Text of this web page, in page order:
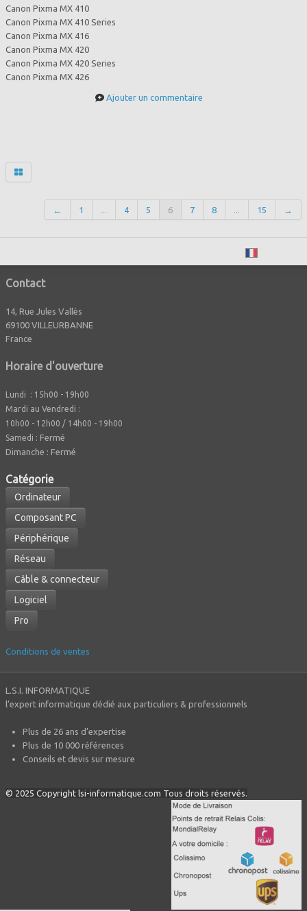
Canon Pixma MX 410
Canon Pixma MX 410 Series
Canon Pixma MX 416
Canon Pixma MX 420
Canon Pixma MX 420 Series
Canon Pixma MX 426
Ajouter un commentaire
← 1 ... 4 5 6 7 8 ... 15 →
Contact
14, Rue Jules Vallès
69100 VILLEURBANNE
France
Horaire d'ouverture
Lundi : 15h00 - 19h00
Mardi au Vendredi :
10h00 - 12h00 / 14h00 - 19h00
Samedi : Fermé
Dimanche : Fermé
Catégorie
Ordinateur
Composant PC
Périphérique
Réseau
Câble & connecteur
Logiciel
Pro
Conditions de ventes
L.S.I. INFORMATIQUE
l’expert informatique dédié aux particuliers & professionnels
Plus de 26 ans d’expertise
Plus de 10 000 références
Conseils et devis sur mesure
© 2025 Copyright lsi-informatique.com Tous droits réservés.